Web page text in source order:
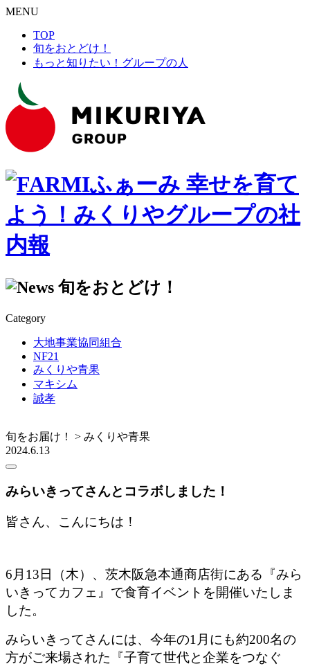
MENU
TOP
旬をおとどけ！
もっと知りたい！グループの人
幸せを育て
よう！みくりやグループの社
内報
旬をおとどけ！
Category
大地事業協同組合
NF21
みくりや青果
マキシム
誠孝
旬をお届け！ > みくりや青果
2024.6.13
みらいきってさんとコラボしました！
皆さん、こんにちは！
6月13日（木）、茨木阪急本通商店街にある『みら
いきってカフェ』で食育イベントを開催いたしま
した。
みらいきってさんには、今年の1月にも約200名の
方がご来場された『子育て世代と企業をつなぐ